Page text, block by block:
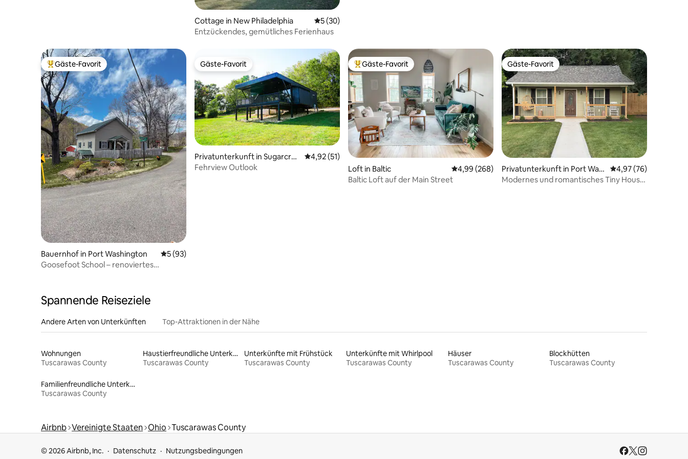
Cottage in New Philadelphia Durchschnittliche Bewertung: 5 von 5, 30 Bewertungen
5 (30)
Entzückendes, gemütliches Ferienhaus
Beliebter Gäste-Favorit.
Gäste-Favorit
Bauernhof in Port Washington Durchschnittliche Bewertung: 5 von 5, 93 Bewertungen
5 (93)
Goosefoot School – renoviertes
Gäste-Favorit
Gäste-Favorit
Privatunterkunft in Sugarcree
k
Durchschnittliche Bewertung: 4,92 von 5, 51 Bewertungen
4,92 (51)
Fehrview Outlook
Beliebter Gäste-Favorit.
Gäste-Favorit
Loft in Baltic Durchschnittliche Bewertung: 4,99 von 5, 268 Bewertungen
4,99 (268)
Baltic Loft auf der Main Street
Gäste-Favorit
Gäste-Favorit
Privatunterkunft in Port Was
hington
Durchschnittliche
4,97 (76)
Modernes und romantisches Tiny House
Spannende Reiseziele
Andere Arten von Unterkünften Top-Attraktionen in der Nähe
Wohnungen
Tuscarawas County
Haustierfreundliche Unterkünfte
Tuscarawas County
Unterkünfte mit Frühstück
Tuscarawas County
Unterkünfte mit Whirlpool
Tuscarawas County
Häuser
Tuscarawas County
Blockhütten
Tuscarawas County
Familienfreundliche Unterkünfte
Tuscarawas County
Airbnb Vereinigte Staaten Ohio Tuscarawas County
© 2026 Airbnb, Inc. Datenschutz Nutzungsbedingungen